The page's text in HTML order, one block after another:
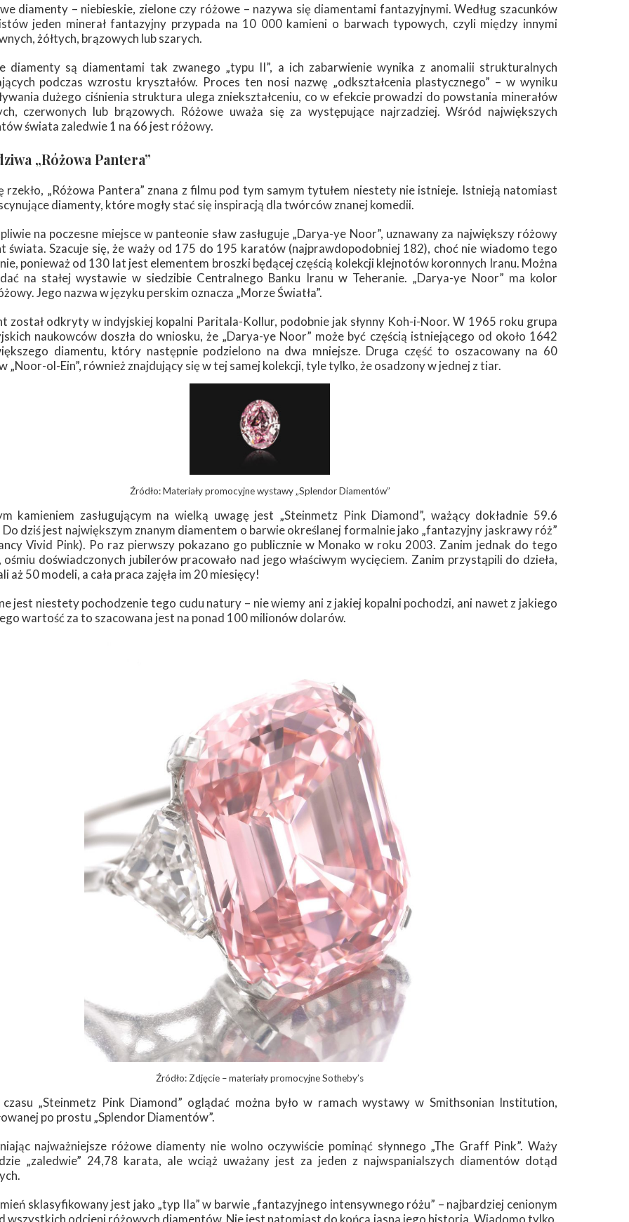
diamenty – niebieskie, zielone czy różowe – nazywa się diamentami fantazyjnymi. Według szacunków
jeden minerał fantazyjny przypada na 10 000 kamieni o barwach typowych, czyli między innymi
żółtych, brązowych lub szarych.
diamenty są diamentami tak zwanego „typu II”, a ich zabarwienie wynika z anomalii strukturalnych
podczas wzrostu kryształów. Proces ten nosi nazwę „odkształcenia plastycznego” – w wyniku
dużego ciśnienia struktura ulega zniekształceniu, co w efekcie prowadzi do powstania minerałów
czerwonych lub brązowych. Różowe uważa się za występujące najrzadziej. Wśród największych
świata zaledwie 1 na 66 jest różowy.
„Różowa Pantera”
rzekło, „Różowa Pantera” znana z filmu pod tym samym tytułem niestety nie istnieje. Istnieją natomiast
diamenty, które mogły stać się inspiracją dla twórców znanej komedii.
na poczesne miejsce w panteonie sław zasługuje „Darya-ye Noor”, uznawany za największy różowy
świata. Szacuje się, że waży od 175 do 195 karatów (najprawdopodobniej 182), choć nie wiadomo tego
ponieważ od 130 lat jest elementem broszki będącej częścią kolekcji klejnotów koronnych Iranu. Można
na stałej wystawie w siedzibie Centralnego Banku Iranu w Teheranie. „Darya-ye Noor” ma kolor
Jego nazwa w języku perskim oznacza „Morze Światła”.
został odkryty w indyjskiej kopalni Paritala-Kollur, podobnie jak słynny Koh-i-Noor. W 1965 roku grupa
naukowców doszła do wniosku, że „Darya-ye Noor” może być częścią istniejącego od około 1642
diamentu, który następnie podzielono na dwa mniejsze. Druga część to oszacowany na 60
„Noor-ol-Ein”, również znajdujący się w tej samej kolekcji, tyle tylko, że osadzony w jednej z tiar.
Źródło: Materiały promocyjne wystawy „Splendor Diamentów”
kamieniem zasługującym na wielką uwagę jest „Steinmetz Pink Diamond”, ważący dokładnie 59.6
dziś jest największym znanym diamentem o barwie określanej formalnie jako „fantazyjny jaskrawy róż”
Vivid Pink). Po raz pierwszy pokazano go publicznie w Monako w roku 2003. Zanim jednak do tego
ośmiu doświadczonych jubilerów pracowało nad jego właściwym wycięciem. Zanim przystąpili do dzieła,
aż 50 modeli, a cała praca zajęła im 20 miesięcy!
jest niestety pochodzenie tego cudu natury – nie wiemy ani z jakiej kopalni pochodzi, ani nawet z jakiego
wartość za to szacowana jest na ponad 100 milionów dolarów.
Źródło: Zdjęcie – materiały promocyjne Sotheby’s
czasu „Steinmetz Pink Diamond” oglądać można było w ramach wystawy w Smithsonian Institution,
po prostu „Splendor Diamentów”.
najważniejsze różowe diamenty nie wolno oczywiście pominąć słynnego „The Graff Pink”. Waży
„zaledwie” 24,78 karata, ale wciąż uważany jest za jeden z najwspanialszych diamentów dotąd
sklasyfikowany jest jako „typ IIa” w barwie „fantazyjnego intensywnego różu” – najbardziej cenionym
wszystkich odcieni różowych diamentów. Nie jest natomiast do końca jasna jego historia. Wiadomo tylko,